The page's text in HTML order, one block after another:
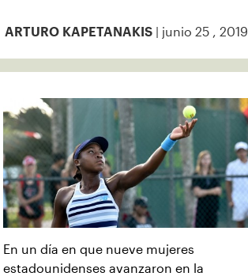
ARTURO KAPETANAKIS | junio 25 , 2019
En un día en que nueve mujeres
estadounidenses avanzaron en la